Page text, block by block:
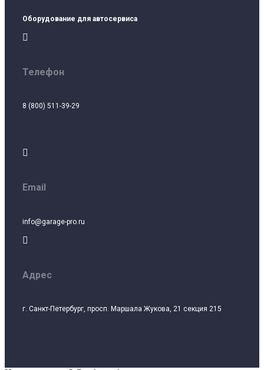
Оборудование для автосервиса

Телефон
8 (800) 511-39-29

Email
info@garage-pro.ru

Адрес
г. Санкт-Петербург, просп. Маршала Жукова, 21 секция 215